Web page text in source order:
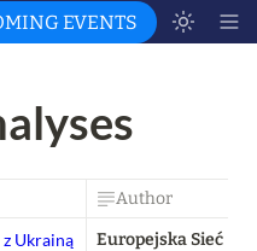
EVENTS
Author
Ukrainą
Europejska Sieć